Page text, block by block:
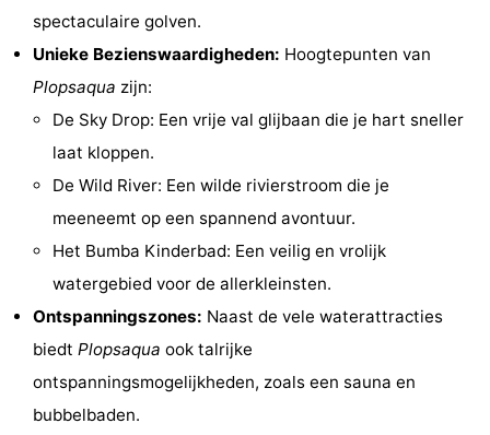
Boerderijen
Speeltuinen
Binnenspeeltuinen
Minigolfbanen
Wellness
centra
Dorpen
Steden
Sporten
Zwembaden
spectaculaire golven.
Unieke Bezienswaardigheden: Hoogtepunten van
Plopsaqua zijn:
De Sky Drop: Een vrije val glijbaan die je hart sneller
laat kloppen.
De Wild River: Een wilde rivierstroom die je
meeneemt op een spannend avontuur.
Het Bumba Kinderbad: Een veilig en vrolijk
watergebied voor de allerkleinsten.
Ontspanningszones: Naast de vele waterattracties
biedt Plopsaqua ook talrijke
ontspanningsmogelijkheden, zoals een sauna en
bubbelbaden.